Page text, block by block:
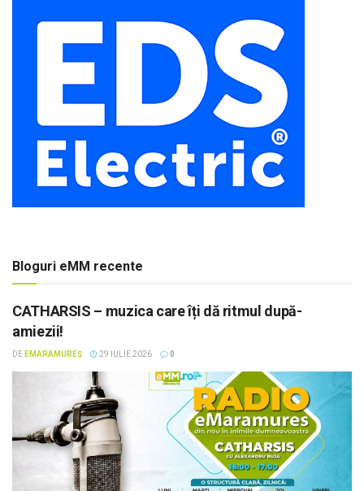
Bloguri eMM recente
CATHARSIS – muzica care îți dă ritmul după-
amiezii!
DE EMARAMUREȘ 29 IULIE 2026 0